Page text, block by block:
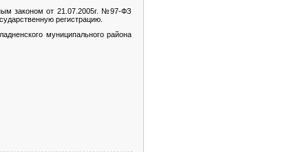
законом от 21.07.2005г. №97-ФЗ
регистрацию.
муниципального района